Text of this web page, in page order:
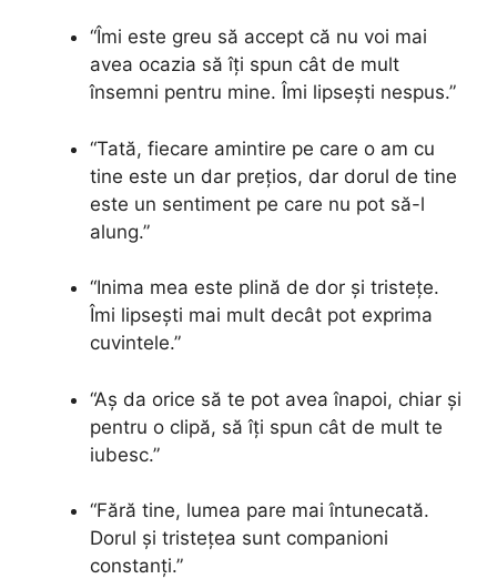
“Îmi este greu să accept că nu voi mai
avea ocazia să îți spun cât de mult
însemni pentru mine. Îmi lipsești nespus.”
“Tată, fiecare amintire pe care o am cu
tine este un dar prețios, dar dorul de tine
este un sentiment pe care nu pot să-l
alung.”
“Inima mea este plină de dor și tristețe.
Îmi lipsești mai mult decât pot exprima
cuvintele.”
“Aș da orice să te pot avea înapoi, chiar și
pentru o clipă, să îți spun cât de mult te
iubesc.”
“Fără tine, lumea pare mai întunecată.
Dorul și tristețea sunt companioni
constanți.”